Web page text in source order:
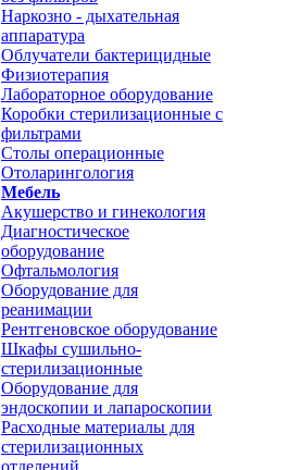
Наркозно - дыхательная
аппаратура
Облучатели бактерицидные
Физиотерапия
Лабораторное оборудование
Коробки стерилизационные с
фильтрами
Столы операционные
Отоларингология
Мебель
Акушерство и гинекология
Диагностическое
оборудование
Офтальмология
Оборудование для
реанимации
Рентгеновское оборудование
Шкафы сушильно-
стерилизационные
Оборудование для
эндоскопии и лапароскопии
Расходные материалы для
стерилизационных
отделений